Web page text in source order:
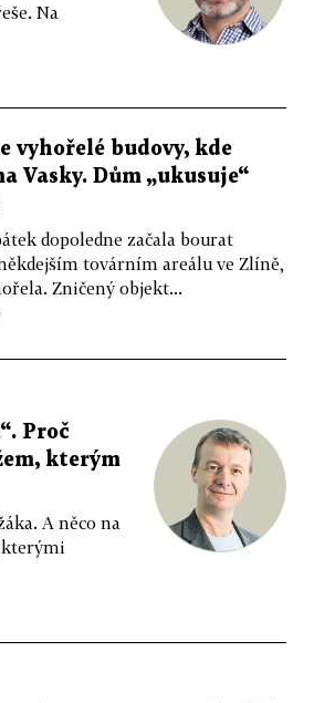
Na
vyhořelé budovy, kde
Vasky. Dům „ukusuje“
dopoledne začala bourat
továrním areálu ve Zlíně,
Zničený objekt...
Proč
kterým
A něco na
kterými